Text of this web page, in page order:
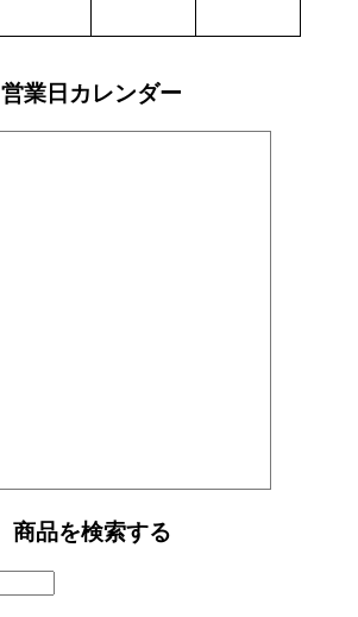
営業日カレンダー
商品を検索する